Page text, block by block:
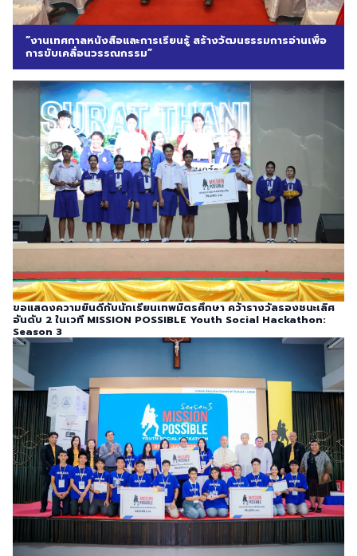
“งานเทศกาลหนังสือและการเรียนรู้ สร้างวัฒนธรรมการอ่านเพื่อ
การขับเคลื่อนวรรณกรรม”
ขอแสดงความยินดีกับนักเรียนเทพมิตรศึกษา คว้ารางวัลรองชนะเลิศ
อันดับ 2 ในเวที MISSION POSSIBLE Youth Social Hackathon:
Season 3